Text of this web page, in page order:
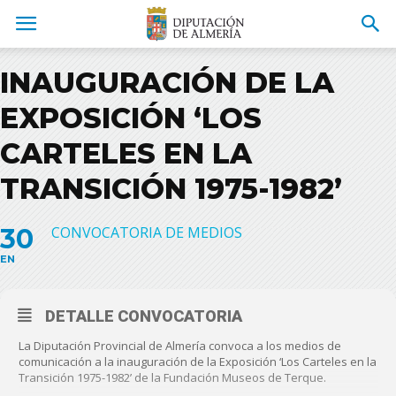
INAUGURACIÓN DE LA
EXPOSICIÓN ‘LOS
CARTELES EN LA
TRANSICIÓN 1975-1982’
30
EN
CONVOCATORIA DE MEDIOS
DETALLE CONVOCATORIA
La Diputación Provincial de Almería convoca a los medios de
comunicación a la inauguración de la Exposición ‘Los Carteles en la
Transición 1975-1982’ de la Fundación Museos de Terque.